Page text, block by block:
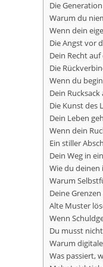
Die
Warum du
Wenn dein
Die Angst vor
Dein Recht
Die
Wenn du
Dein
Die Kunst des
Dein Leben
Wenn dein
Ein stiller
Dein Weg in
Wie du deinen
Warum
Deine
Alte Muster
Wenn
Du musst
Warum
Was passiert,